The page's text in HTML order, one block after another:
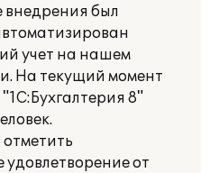
внедрения был
учет на нашем
На текущий момент
8"
удовлетворение от